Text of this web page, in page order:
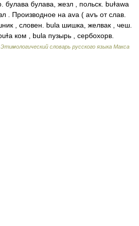
булава булава, жезл , польск. buɫawa
. Производное на ava ( avъ от слав.
, словен. bula шишка, желвак , чеш.
ком , bula пузырь , сербохорв.
Этимологический словарь русского языка Макса